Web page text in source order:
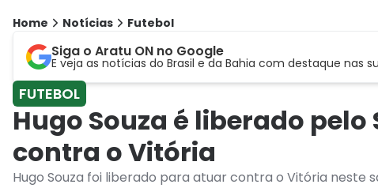
Home Notícias Futebol
Siga o Aratu ON no Google
E veja as notícias do Brasil e da Bahia com destaque nas
FUTEBOL
Hugo Souza é liberado
contra o Vitória
Hugo Souza foi liberado para atuar contra o Vitória neste